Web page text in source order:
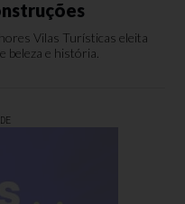
Vilas Turísticas eleita
beleza e história.